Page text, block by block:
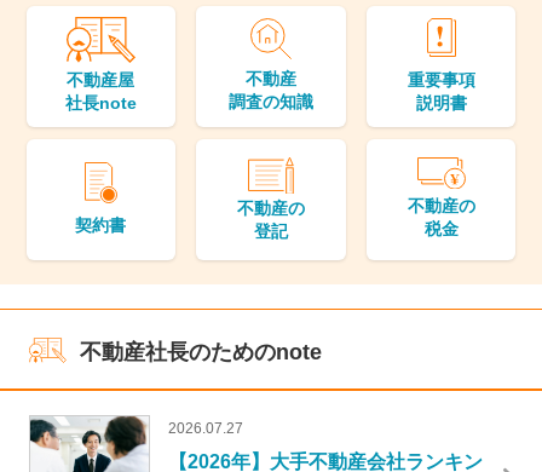
不動産屋
社長note
不動産
調査の知識
重要事項
説明書
契約書
不動産の
登記
不動産の
税金
不動産社長のためのnote
2026.07.27
【2026年】大手不動産会社ランキン